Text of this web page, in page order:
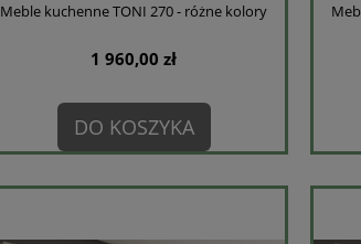
Meble kuchenne TONI 270 - różne kolory
1 960,00 zł
DO KOSZYKA